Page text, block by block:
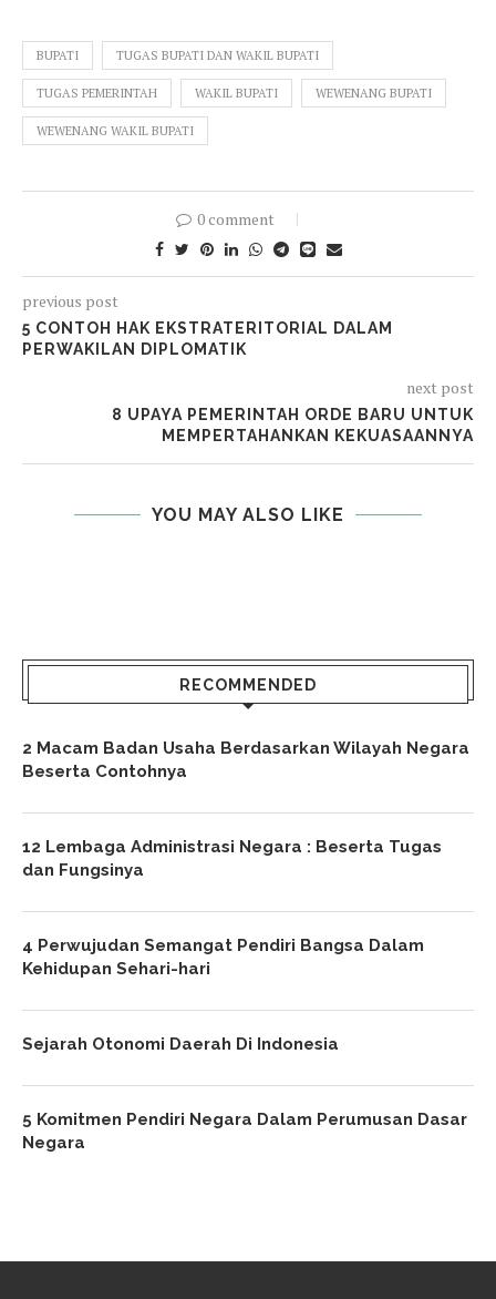
BUPATI TUGAS BUPATI DAN WAKIL BUPATI
TUGAS PEMERINTAH WAKIL BUPATI WEWENANG BUPATI
WEWENANG WAKIL BUPATI
0 comment
previous post
5 CONTOH HAK EKSTRATERITORIAL DALAM
PERWAKILAN DIPLOMATIK
next post
8 UPAYA PEMERINTAH ORDE BARU UNTUK
MEMPERTAHANKAN KEKUASAANNYA
YOU MAY ALSO LIKE
RECOMMENDED
2 Macam Badan Usaha Berdasarkan Wilayah Negara
Beserta Contohnya
12 Lembaga Administrasi Negara : Beserta Tugas
dan Fungsinya
4 Perwujudan Semangat Pendiri Bangsa Dalam
Kehidupan Sehari-hari
Sejarah Otonomi Daerah Di Indonesia
5 Komitmen Pendiri Negara Dalam Perumusan Dasar
Negara